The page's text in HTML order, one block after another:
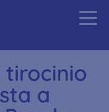
tirocinio
a